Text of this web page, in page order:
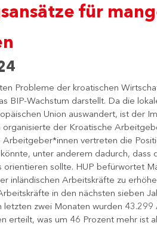
für
Probleme der kroatischen
BIP-Wachstum darstellt. Da die
Union auswandert, ist der
organisierte der Kroatische
Arbeitgeber*innen vertreten die
unter anderem dadurch, dass
sollte. HUP befürwortet
inländischen Arbeitskräfte zu
in den nächsten sieben
letzten zwei Monaten wurden
erteilt, was um 46 Prozent mehr ist